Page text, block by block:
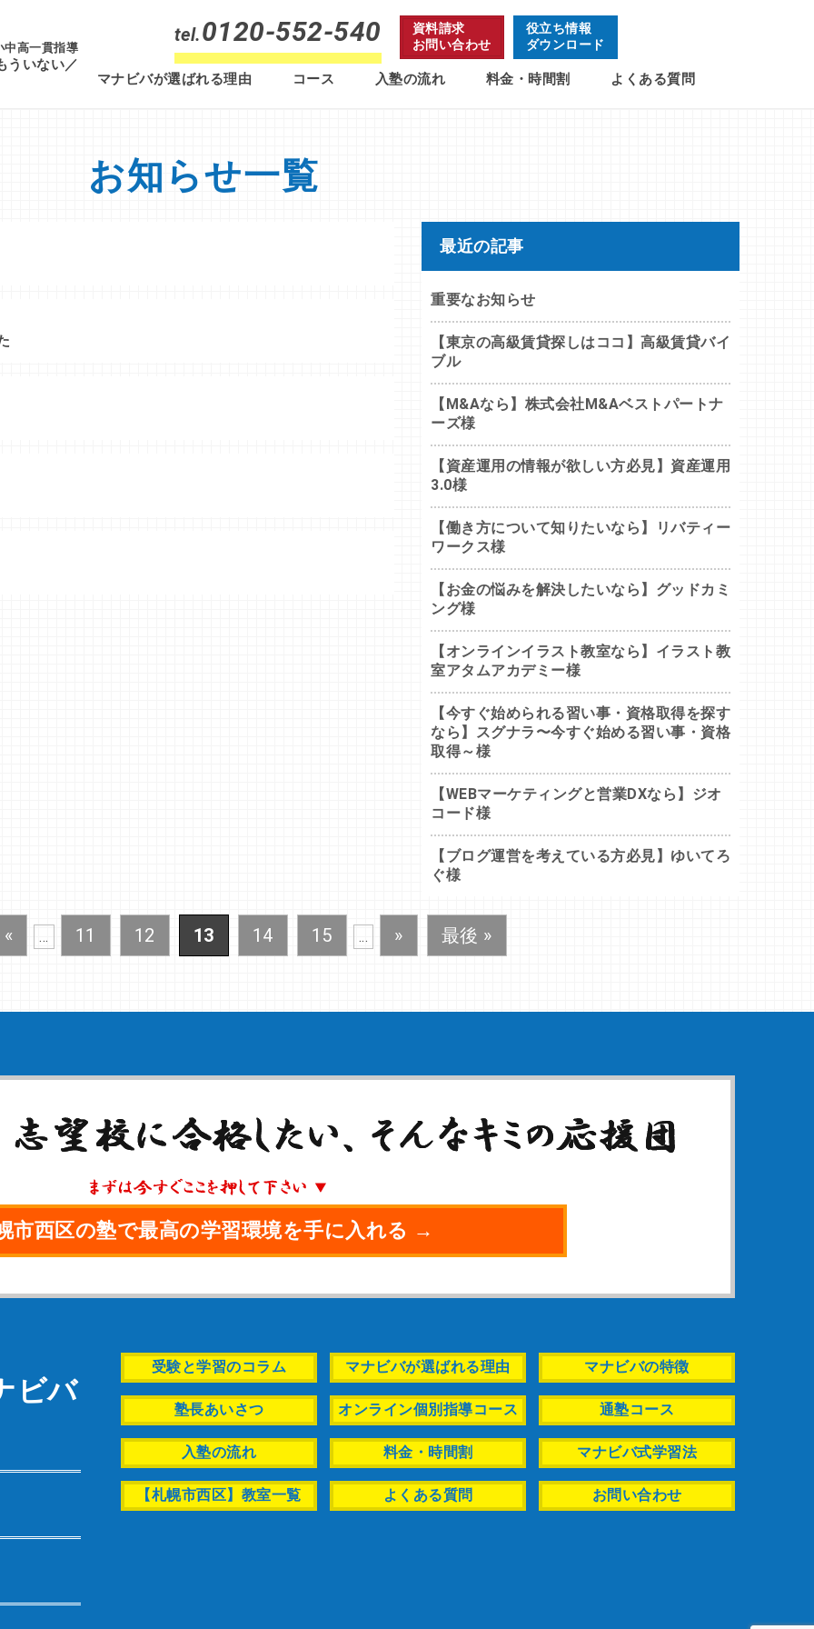
中高一貫指導
ういない／
tel.0120-552-540
資料請求
お問い合わせ
役立ち情報
ダウンロード
マナビバが選ばれる理由 コース 入塾の流れ 料金・時間割 よくある質問
お知らせ一覧
最近の記事
重要なお知らせ
【東京の高級賃貸探しはココ】高級賃貸バイ
ブル
【M&Aなら】株式会社M&Aベストパートナ
ーズ様
【資産運用の情報が欲しい方必見】資産運用
3.0様
【働き方について知りたいなら】リバティー
ワークス様
【お金の悩みを解決したいなら】グッドカミ
ング様
【オンラインイラスト教室なら】イラスト教
室アタムアカデミー様
【今すぐ始められる習い事・資格取得を探す
なら】スグナラ〜今すぐ始める習い事・資格
取得～様
【WEBマーケティングと営業DXなら】ジオ
コード様
【ブログ運営を考えている方必見】ゆいてろ
ぐ様
« ... 11 12 13 14 15 ... » 最後 »
市西区の塾で最高の学習環境を手に入れる →
ビバ
受験と学習のコラム マナビバが選ばれる理由 マナビバの特徴
塾長あいさつ オンライン個別指導コース 通塾コース
入塾の流れ 料金・時間割 マナビバ式学習法
【札幌市西区】教室一覧 よくある質問 お問い合わせ